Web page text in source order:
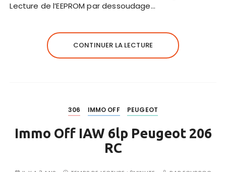
Lecture de l’EEPROM par dessoudage…
CONTINUER LA LECTURE
306 IMMO OFF PEUGEOT
Immo Off IAW 6lp Peugeot 206
RC